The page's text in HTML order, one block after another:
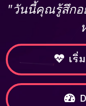
"วันนี้คุณรู้สึกอ
เริ่